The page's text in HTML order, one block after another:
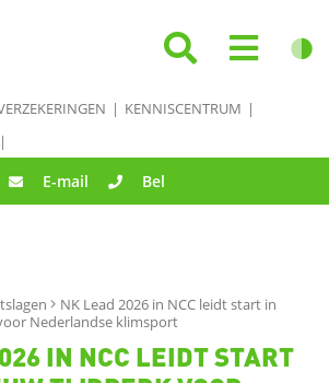
KENNISCENTRUM
E-mail Bel
NK Lead 2026 in NCC leidt start in
Nederlandse klimsport
IN NCC LEIDT START